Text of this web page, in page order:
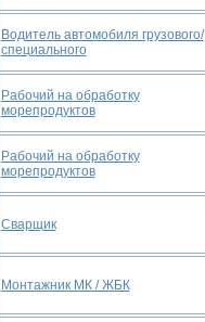
Водитель автомобиля грузового/
специального
Рабочий на обработку
морепродуктов
Рабочий на обработку
морепродуктов
Сварщик
Монтажник МК / ЖБК